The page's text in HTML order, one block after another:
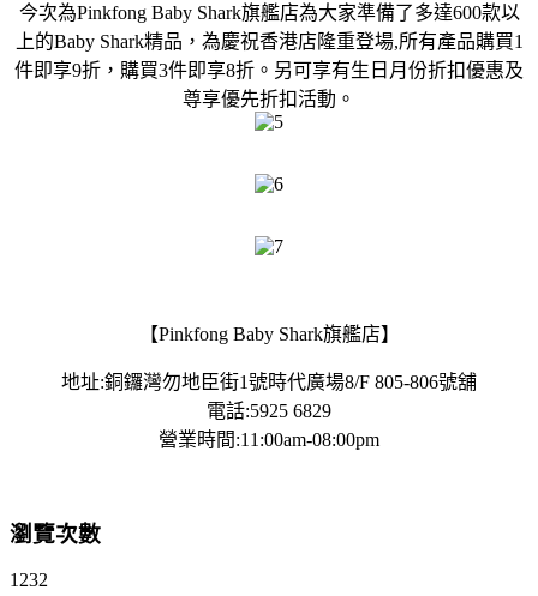
今次為Pinkfong Baby Shark旗艦店為大家準備了多達600款以
上的Baby Shark精品，為慶祝香港店隆重登場,所有產品購買1
件即享9折，購買3件即享8折。另可享有生日月份折扣優惠及
尊享優先折扣活動。
【Pinkfong Baby Shark旗艦店】
地址:銅鑼灣勿地臣街1號時代廣場8/F 805-806號舖
電話:5925 6829
營業時間:11:00am-08:00pm
瀏覽次數
1232